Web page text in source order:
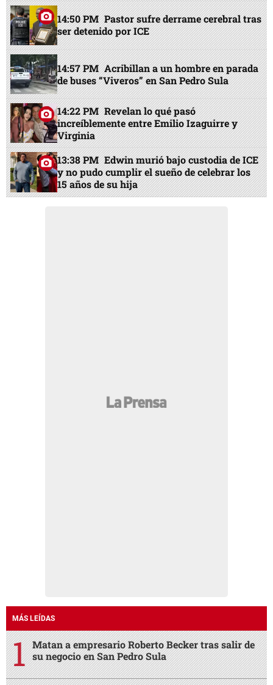
14:50 PM Pastor sufre derrame cerebral tras
ser detenido por ICE
14:57 PM Acribillan a un hombre en parada
de buses “Viveros” en San Pedro Sula
14:22 PM Revelan lo qué pasó
increíblemente entre Emilio Izaguirre y
Virginia
13:38 PM Edwin murió bajo custodia de ICE
y no pudo cumplir el sueño de celebrar los
15 años de su hija
MÁS LEÍDAS
Matan a empresario Roberto Becker tras salir de
su negocio en San Pedro Sula